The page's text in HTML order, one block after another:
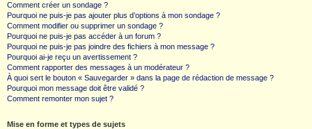
Comment créer un sondage ?
Pourquoi ne puis-je pas ajouter plus d’options à mon sondage ?
Comment modifier ou supprimer un sondage ?
Pourquoi ne puis-je pas accéder à un forum ?
Pourquoi ne puis-je pas joindre des fichiers à mon message ?
Pourquoi ai-je reçu un avertissement ?
Comment rapporter des messages à un modérateur ?
À quoi sert le bouton « Sauvegarder » dans la page de rédaction de message ?
Pourquoi mon message doit être validé ?
Comment remonter mon sujet ?
Mise en forme et types de sujets